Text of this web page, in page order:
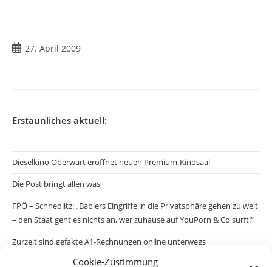
Cookie-Zustimmung
Beitrag
27. April 2009
Erstaunliches aktuell:
Dieselkino Oberwart eröffnet neuen Premium-Kinosaal
Die Post bringt allen was
FPÖ – Schnedlitz: „Bablers Eingriffe in die Privatsphäre gehen zu weit
– den Staat geht es nichts an, wer zuhause auf YouPorn & Co surft!“
Zurzeit sind gefakte A1-Rechnungen online unterwegs
Salzburgs Juden und ihre Sicherheit: „Erst nach einem Anschlag wäre